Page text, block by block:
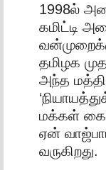
1998ல்
கமிட்டி
தமிழக
அந்த
மக்கள்
ஏன்
வருகிறது.